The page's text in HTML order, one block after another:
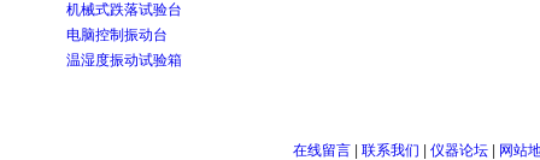
机械式跌落试验台
电脑控制振动台
温湿度振动试验箱
在线留言| 联系我们 仪器论坛| 网站